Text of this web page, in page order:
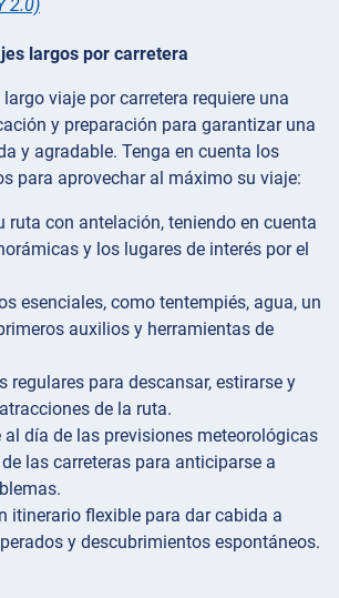
2.0)
largos por carretera
viaje por carretera requiere una
y preparación para garantizar una
y agradable. Tenga en cuenta los
para aprovechar al máximo su viaje:
ruta con antelación, teniendo en cuenta
y los lugares de interés por el
esenciales, como tentempiés, agua, un
auxilios y herramientas de
regulares para descansar, estirarse y
de la ruta.
al día de las previsiones meteorológicas
las carreteras para anticiparse a
itinerario flexible para dar cabida a
y descubrimientos espontáneos.